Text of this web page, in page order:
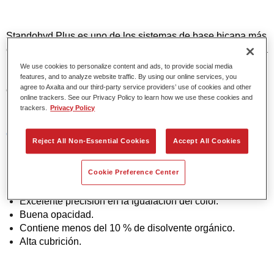
Standohyd Plus es uno de los sistemas de base bicapa más
eficientes, de eficacia probada, para turismos. Es un sistema
base agua con un bajo contenido en disolvente y
respetuosa con el medio ambiente, que ofrece una
extraordinaria precisión del color, una aplicación eficiente y
una calidad superior en colores metalizados y lisos.
Características del producto
Colores sólidos, metalizados y perlados.
Pintura base agua.
Aplicación en un solo paso (técnica "1 Visit").
Fácil de difuminar.
Excelente precisión en la igualación del color.
Buena opacidad.
Contiene menos del 10 % de disolvente orgánico.
Alta cubrición.
We use cookies to personalize content and ads, to provide social media
features, and to analyze website traffic. By using our online services, you
agree to Axalta and our third-party service providers’ use of cookies and other
online trackers. See our Privacy Policy to learn how we use these cookies and
trackers.
Privacy Policy
Reject All Non-Essential Cookies Accept All Cookies
Cookie Preference Center